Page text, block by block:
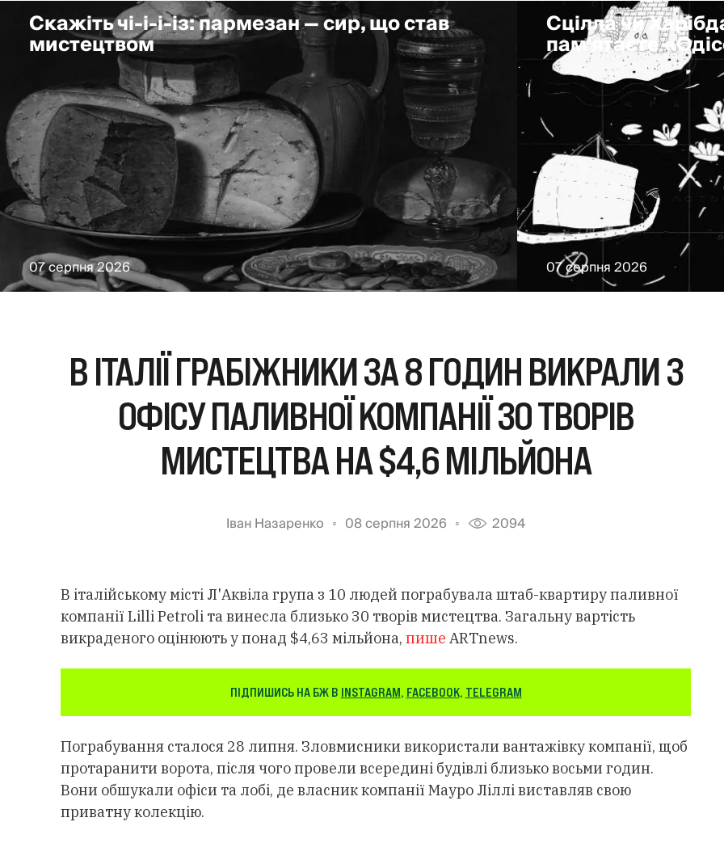
Скажіть чі-і-і-із: пармезан — сир, що став
мистецтвом
07 серпня 2026
Сцілла чи
пам'ятаєте
07 серпня 2026
В ІТАЛІЇ ГРАБІЖНИКИ ЗА 8 ГОДИН ВИКРАЛИ З
ОФІСУ ПАЛИВНОЇ КОМПАНІЇ 30 ТВОРІВ
МИСТЕЦТВА НА $4,6 МІЛЬЙОНА
Іван Назаренко 08 серпня 2026 2094
В італійському місті Л'Аквіла група з 10 людей пограбувала штаб-квартиру паливної
компанії Lilli Petroli та винесла близько 30 творів мистецтва. Загальну вартість
викраденого оцінюють у понад $4,63 мільйона, пише ARTnews.
ПІДПИШИСЬ НА БЖ В INSTAGRAM FACEBOOK, TELEGRAM
Пограбування сталося 28 липня. Зловмисники використали вантажівку компанії, щоб
протаранити ворота, після чого провели всередині будівлі близько восьми годин.
Вони обшукали офіси та лобі, де власник компанії Мауро Ліллі виставляв свою
приватну колекцію.